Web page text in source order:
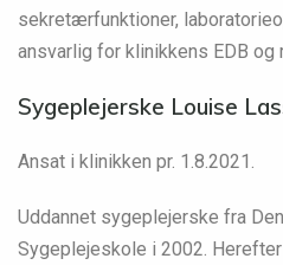
sekretærfunktioner,
ansvarlig for klinikkens EDB og
Sygeplejerske Louise
Ansat i klinikken pr. 1.8.2021.
Uddannet sygeplejerske fra
Sygeplejeskole i 2002. Herefter